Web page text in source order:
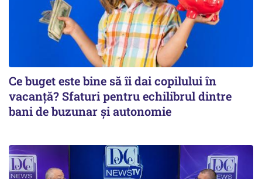
Ce buget este bine să îi dai copilului în
vacanță? Sfaturi pentru echilibrul dintre
bani de buzunar și autonomie